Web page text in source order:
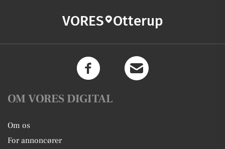
VORES Otterup
OM VORES DIGITAL
Om os
For annoncører